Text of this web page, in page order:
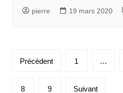
pierre 19 mars 2020
Précédent 1 …
8 9 Suivant